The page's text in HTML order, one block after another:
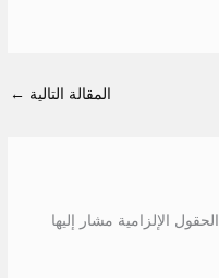
المقالة التالية ←
الحقول الإلزامية مشار إليها